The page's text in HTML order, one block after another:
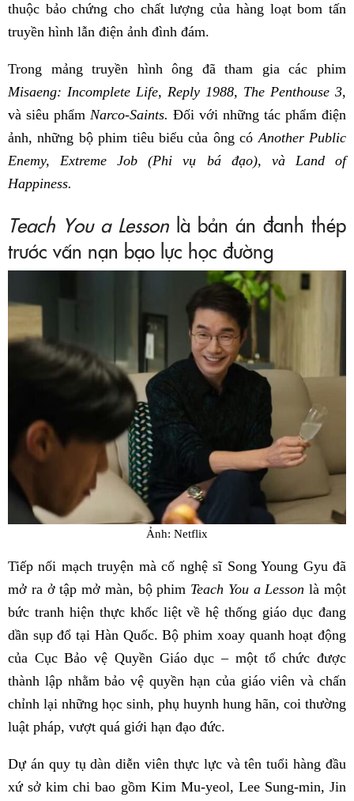
thuộc bảo chứng cho chất lượng của hàng loạt bom tấn
truyền hình lẫn điện ảnh đình đám.
Trong mảng truyền hình ông đã tham gia các phim
Misaeng: Incomplete Life, Reply 1988, The Penthouse 3,
và siêu phẩm Narco-Saints. Đối với những tác phẩm điện
ảnh, những bộ phim tiêu biểu của ông cóAnother Public
Enemy, Extreme Job (Phi vụ bá đạo), và Land of
Happiness.
Teach You a Lesson là bản án đanh thép
trước vấn nạn bạo lực học đường
Ảnh: Netflix
Tiếp nối mạch truyện mà cố nghệ sĩ Song Young Gyu đã
mở ra ở tập mở màn, bộ phim Teach You a Lesson là một
bức tranh hiện thực khốc liệt về hệ thống giáo dục đang
dần sụp đổ tại Hàn Quốc. Bộ phim xoay quanh hoạt động
của Cục Bảo vệ Quyền Giáo dục – một tổ chức được
thành lập nhằm bảo vệ quyền hạn của giáo viên và chấn
chỉnh lại những học sinh, phụ huynh hung hãn, coi thường
luật pháp, vượt quá giới hạn đạo đức.
Dự án quy tụ dàn diễn viên thực lực và tên tuổi hàng đầu
xứ sở kim chi bao gồm Kim Mu-yeol, Lee Sung-min, Jin